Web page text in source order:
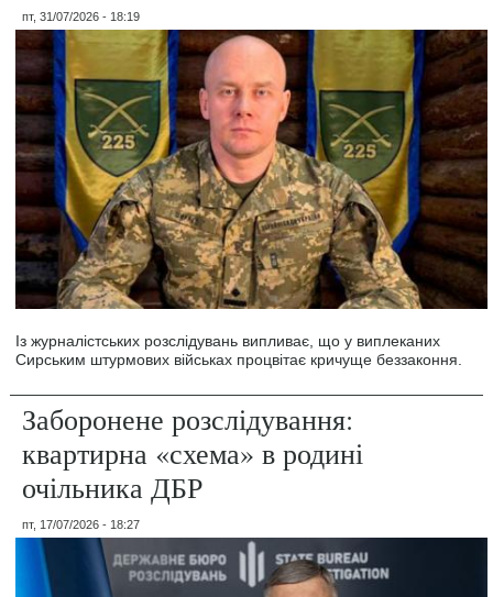
пт, 31/07/2026 - 18:19
Із журналістських розслідувань випливає, що у виплеканих
Сирським штурмових військах процвітає кричуще беззаконня.
Заборонене розслідування:
квартирна «схема» в родині
очільника ДБР
пт, 17/07/2026 - 18:27